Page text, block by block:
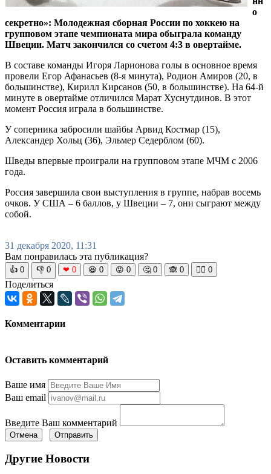
о
секретно»: Молодежная сборная России по хоккею на
групповом этапе чемпионата мира обыграла команду
Швеции. Матч закончился со счетом 4:3 в овертайме.
В составе команды Игоря Ларионова голы в основное время
провели Егор Афанасьев (8-я минута), Родион Амиров (20, в
большинстве), Кирилл Кирсанов (50, в большинстве). На 64-й
минуте в овертайме отличился Марат Хуснутдинов. В этот
момент Россия играла в большинстве.
У соперника забросили шайбы Арвид Костмар (15),
Александер Хольц (36), Эльмер Седерблом (60).
Шведы впервые проиграли на групповом этапе МЧМ с 2006
года.
Россия завершила свои выступления в группе, набрав восемь
очков. У США – 6 баллов, у Швеции – 7, они сыграют между
собой.
31 декабря 2020, 11:31
Вам понравилась эта публикация?
👍 0 👎 0 ❤ 0 😆 0 😡 0 🤔 0 🙈 0 🧘‍♀️ 0
Поделиться
Комментарии
Оставить комментарий
Ваше имя
Ваш email
Введите Ваш комментарий
Отмена Отправить
Другие Новости